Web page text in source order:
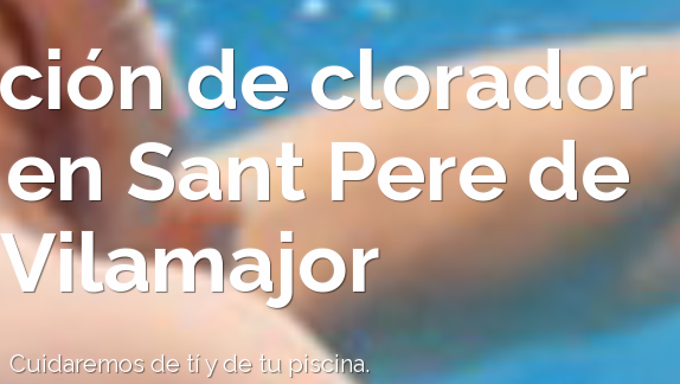
de clorador
Sant Pere de
Vilamajor
Cuidaremos de tí y de tu piscina.